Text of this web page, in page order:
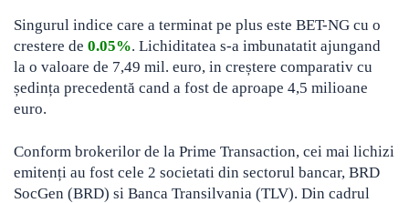
Singurul indice care a terminat pe plus este BET-NG cu o
crestere de 0.05%. Lichiditatea s-a imbunatatit ajungand
la o valoare de 7,49 mil. euro, in creștere comparativ cu
ședința precedentă cand a fost de aproape 4,5 milioane
euro.
Conform brokerilor de la Prime Transaction, cei mai lichizi
emitenți au fost cele 2 societati din sectorul bancar, BRD
SocGen (BRD) si Banca Transilvania (TLV). Din cadrul